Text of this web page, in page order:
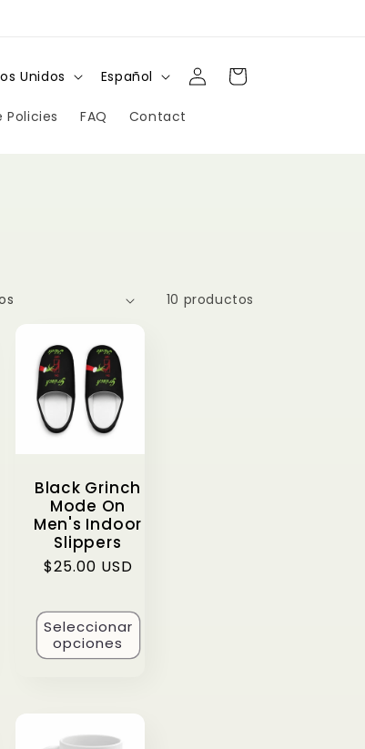
Policies FAQ Contact
Unidos
d
Español
Iniciar
sesión
Carrito
10 productos
Black Grinch
Mode On
Men's Indoor
Slippers
Precio
$25.00 USD
Seleccionar
opciones